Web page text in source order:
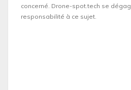
concerné. Drone-spot.tech se
responsabilité à ce sujet.